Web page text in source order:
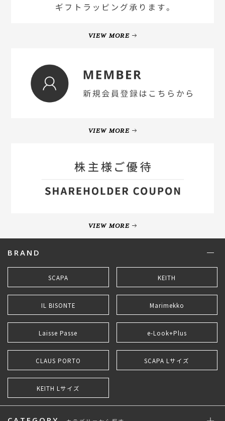
VIEW MORE
VIEW MORE
VIEW MORE
BRAND
SCAPA KEITH
IL BISONTE Marimekko
Laisse Passe e-Look+Plus
CLAUS PORTO SCAPA Lサイズ
KEITH Lサイズ